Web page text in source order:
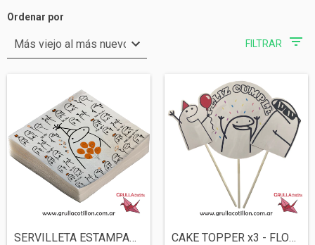
Ordenar por
FILTRAR
SERVILLETA ESTAMPADA FLORK MEME x20 CAKE TOPPER x3 - FLORK MEME